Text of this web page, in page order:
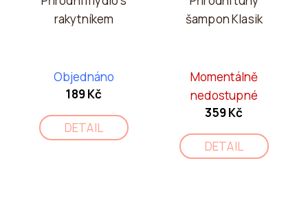
rakytníkem
Objednáno
189 Kč
DETAIL
šampon Klasik
Momentálně
nedostupné
359 Kč
DETAIL